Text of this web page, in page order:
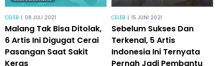
CELEB | 08 JULI 2021
Malang Tak Bisa Ditolak,
6 Artis Ini Digugat Cerai
Pasangan Saat Sakit
Keras
CELEB | 15 JUNI 2021
Sebelum Sukses Dan
Terkenal, 5 Artis
Indonesia Ini Ternyata
Pernah Jadi Pembantu